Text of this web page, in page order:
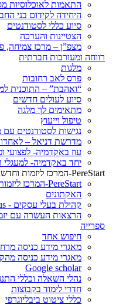
התאמות לאוכלוסיות
היחידה לקידום בני
סיוע כללי לסטודנטים
הצטיינות והערכה
מצפ”ן – מרכז צמיחה,
רווחה ומעורבות חברתית
מלגות
פרס לאב רחובות
“ואהבת” – התוכנית
סיוע לעולים חדשים
מתאימים לך מלגה
טיפול וייעוץ
נגישות לסטודנטים עם
מדרשת דניאל –
עוז באקדמיה- לפצועי
יחד באקדמיה-
PereStart-המרכז ליזמות וחדשנות
PereStart-המרכז ליזמות וחדשנות
האקתונים
קהילת בעלי עסקים - Business Campus
הרצאות העשרה עם
ספרייה
חיפוש אחד
מאגרי מידע כניסה
מאגרי מידע כניסה
Google scholar
נהלי השאלה וכללי
חדרי לימוד בקבוצות
כללי ציטוט ביבליוגרפי